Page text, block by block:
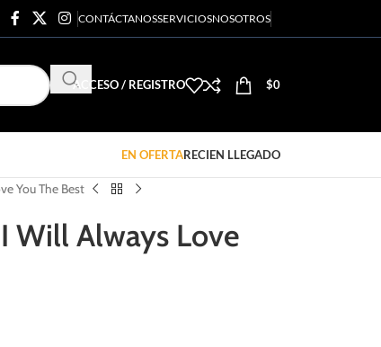
CONTÁCTANOSSERVICIOSNOSOTROS
ACCESO / REGISTRO $0
EN OFERTARECIEN LLEGADO
You The Best
Will Always Love